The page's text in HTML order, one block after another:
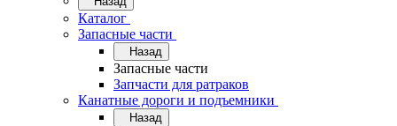
Каталог
Запасные части
Назад
Запасные части
Запчасти для ратраков
Канатные дороги и подъемники
Назад